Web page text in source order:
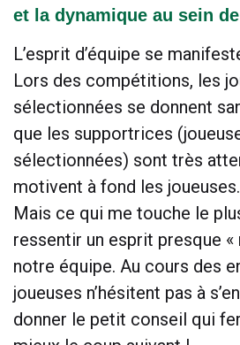
et la dynamique au sein
L’esprit d’équipe se
Lors des compétitions, les
sélectionnées se donnent
que les supportrices
sélectionnées) sont très
motivent à fond les joueuses.
Mais ce qui me touche le
ressentir un esprit presque «
notre équipe. Au cours des
joueuses n’hésitent pas à
donner le petit conseil qui